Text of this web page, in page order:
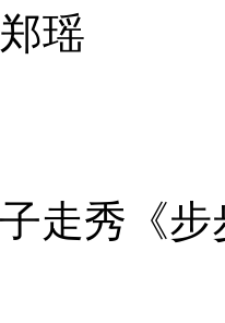
瑶
走秀《步